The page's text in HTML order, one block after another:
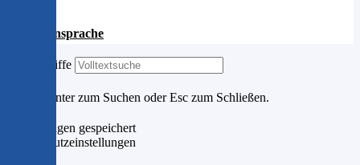
Gebärdensprache
Suchbegriffe
Drücke Enter zum Suchen oder Esc zum Schließen.
Einstellungen gespeichert
Datenschutzeinstellungen